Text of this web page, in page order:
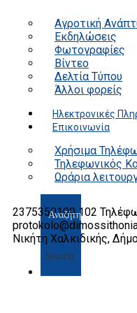
Αγροτική
Εκδηλώσεις
Φωτογραφίες
Βίντεο
Δελτία Τύπου
Άλλοι φορείς
Ηλεκτρονικές
Επικοινωνία
Χρήσιμα
Τηλεφωνικός
Ωράρια
Search
2375350100 102
Νικήτη Χαλκιδικής,